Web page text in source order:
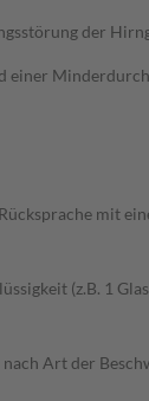
der
einer
mit
(z.B. 1
Art der